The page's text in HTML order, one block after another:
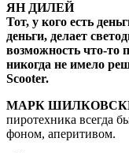
ЯН ДИЛЕЙ
Тот, у кого есть
деньги, делает
возможность что-то
никогда не имело
Scooter.
МАРК
пиротехника всегда
фоном, аперитивом.